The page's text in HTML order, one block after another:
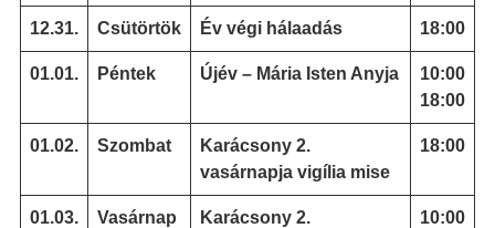
12.31. Csütörtök Év végi hálaadás 18:00
01.01. Péntek Újév – Mária Isten Anyja
10:00
18:00
01.02. Szombat
Karácsony 2.
vasárnapja vigília mise
18:00
01.03. Vasárnap
Karácsony 2.
10:00